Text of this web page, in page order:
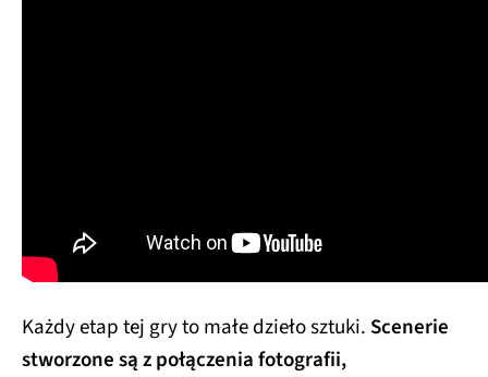
Każdy etap tej gry to małe dzieło sztuki. Scenerie
stworzone są z połączenia fotografii,